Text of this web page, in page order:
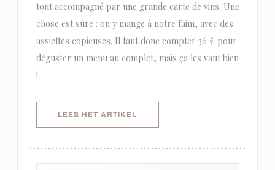
tout accompagné par une grande carte de vins. Une
chose est sûre : on y mange à notre faim, avec des
assiettes copieuses. Il faut donc compter 36 € pour
déguster un menu au complet, mais ça les vaut bien
!
LEES HET ARTIKEL